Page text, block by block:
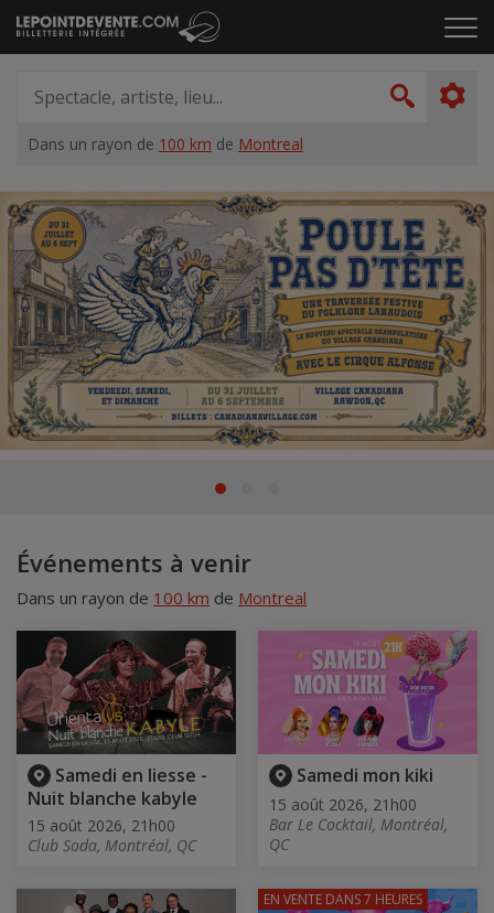
Passer
au
le
artiste,
lieu...
Dans un rayon de 100 km de Montreal
Accueil
Suggestions
Événements à venir
Dans un rayon de 100 km de Montreal
Samedi en liesse -
Nuit blanche kabyle
15 août 2026, 21h00
Club Soda, Montréal, QC
Samedi mon kiki
15 août 2026, 21h00
Bar Le Cocktail, Montréal,
QC
EN VENTE DANS 7 HEURES